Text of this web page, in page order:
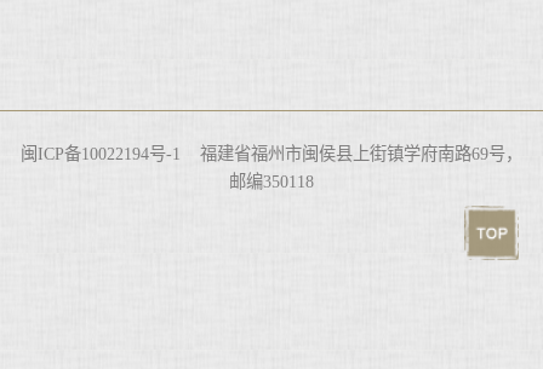
闽ICP备10022194号-1 福建省福州市闽侯县上街镇学府南路69号，
邮编350118